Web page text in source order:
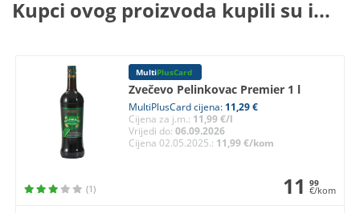
Kupci ovog proizvoda kupili su i...
MultiPlusCard
Zvečevo Pelinkovac Premier 1 l
MultiPlusCard cijena: 11,29 €
Cijena za j.m.: 11,99 €/l
Vrijedi do:06.09.2026
Cijena 02.05.2025.: 11,99 €/kom
(1) 11 99
€/kom